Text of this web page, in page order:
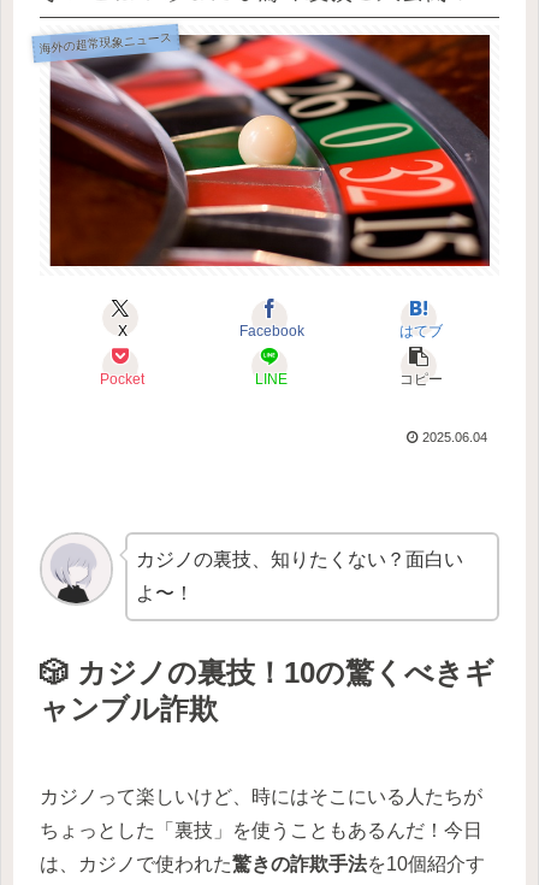
海外の超常現象ニュース
X Facebook はてブ
Pocket LINE コピー
2025.06.04
カジノの裏技、知りたくない？面白い
よ〜！
🎲 カジノの裏技！10の驚くべきギ
ャンブル詐欺
カジノって楽しいけど、時にはそこにいる人たちが
ちょっとした「裏技」を使うこともあるんだ！今日
は、カジノで使われた驚きの詐欺手法を10個紹介す